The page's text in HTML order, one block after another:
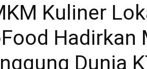
Kuliner
Hadirkan
Dunia